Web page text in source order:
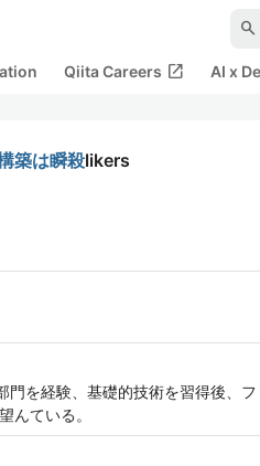
search
Qiita Careers open_in_new AI x
築は瞬殺likers
を経験、基礎的技術を習得後、
んている。